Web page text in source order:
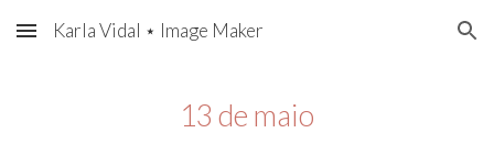
Skip to main content Skip to navigation
Karla Vidal ⋆ Image Maker
13 de maio